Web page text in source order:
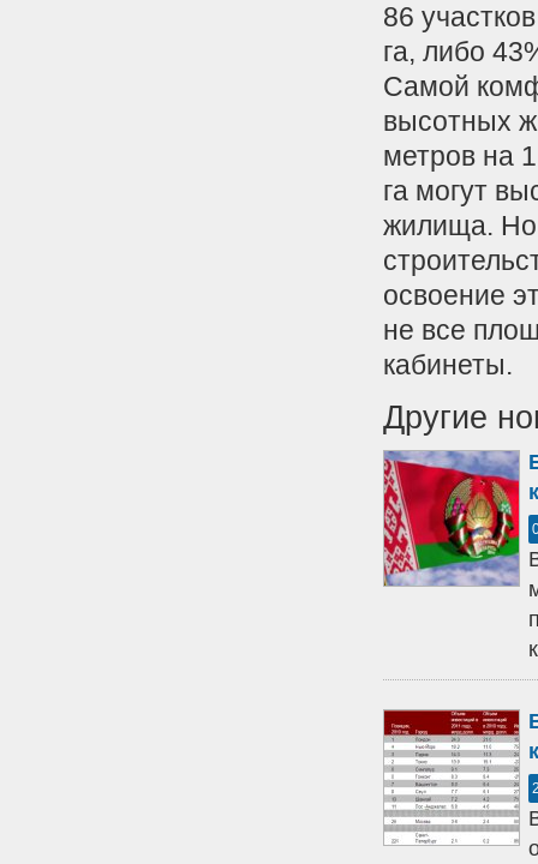
86
га, либо
Самой
высотных
метров на
га могут
жилища. Но
освоение
не все
кабинеты.
Другие